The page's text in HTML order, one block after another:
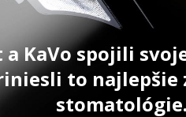
a KaVo spojili
to najlepšie
stomatológie.